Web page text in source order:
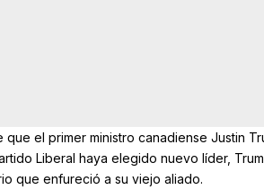
que el primer ministro canadiense Justin
Liberal haya elegido nuevo líder,
que enfureció a su viejo aliado.